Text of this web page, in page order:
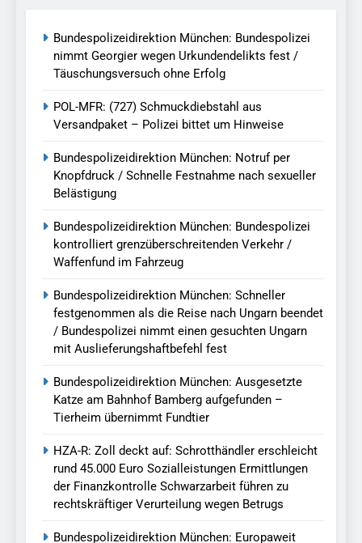
Bundespolizeidirektion München: Bundespolizei
nimmt Georgier wegen Urkundendelikts fest /
Täuschungsversuch ohne Erfolg
POL-MFR: (727) Schmuckdiebstahl aus
Versandpaket – Polizei bittet um Hinweise
Bundespolizeidirektion München: Notruf per
Knopfdruck / Schnelle Festnahme nach sexueller
Belästigung
Bundespolizeidirektion München: Bundespolizei
kontrolliert grenzüberschreitenden Verkehr /
Waffenfund im Fahrzeug
Bundespolizeidirektion München: Schneller
festgenommen als die Reise nach Ungarn beendet
/ Bundespolizei nimmt einen gesuchten Ungarn
mit Auslieferungshaftbefehl fest
Bundespolizeidirektion München: Ausgesetzte
Katze am Bahnhof Bamberg aufgefunden –
Tierheim übernimmt Fundtier
HZA-R: Zoll deckt auf: Schrotthändler erschleicht
rund 45.000 Euro Sozialleistungen Ermittlungen
der Finanzkontrolle Schwarzarbeit führen zu
rechtskräftiger Verurteilung wegen Betrugs
Bundespolizeidirektion München: Europaweit